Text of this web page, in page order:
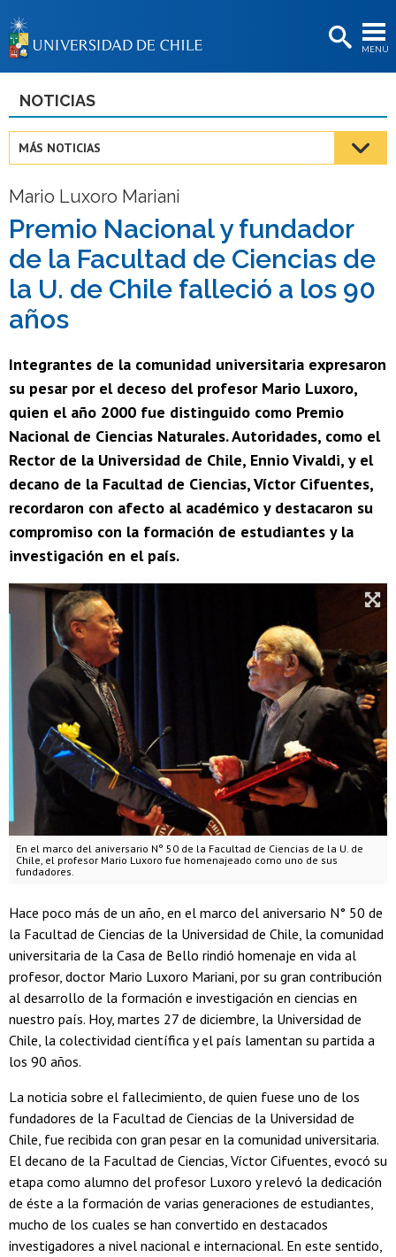
MENÚ
BIBLIOTECAS
Estudiantes
Académicas/os
Funcionarias/os
Egresadas/os
NOTICIAS
MÁS NOTICIAS
Mario Luxoro Mariani
Premio Nacional y fundador
de la Facultad de Ciencias de
la U. de Chile falleció a los 90
años
Integrantes de la comunidad universitaria expresaron
su pesar por el deceso del profesor Mario Luxoro,
quien el año 2000 fue distinguido como Premio
Nacional de Ciencias Naturales. Autoridades, como el
Rector de la Universidad de Chile, Ennio Vivaldi, y el
decano de la Facultad de Ciencias, Víctor Cifuentes,
recordaron con afecto al académico y destacaron su
compromiso con la formación de estudiantes y la
investigación en el país.
En el marco del aniversario N° 50 de la Facultad de Ciencias de la U. de
Chile, el profesor Mario Luxoro fue homenajeado como uno de sus
fundadores.
Hace poco más de un año, en el marco del aniversario N° 50 de
la Facultad de Ciencias de la Universidad de Chile, la comunidad
universitaria de la Casa de Bello rindió homenaje en vida al
profesor, doctor Mario Luxoro Mariani, por su gran contribución
al desarrollo de la formación e investigación en ciencias en
nuestro país. Hoy, martes 27 de diciembre, la Universidad de
Chile, la colectividad científica y el país lamentan su partida a
los 90 años.
La noticia sobre el fallecimiento, de quien fuese uno de los
fundadores de la Facultad de Ciencias de la Universidad de
Chile, fue recibida con gran pesar en la comunidad universitaria.
El decano de la Facultad de Ciencias, Víctor Cifuentes, evocó su
etapa como alumno del profesor Luxoro y relevó la dedicación
de éste a la formación de varias generaciones de estudiantes,
mucho de los cuales se han convertido en destacados
investigadores a nivel nacional e internacional. En este sentido,